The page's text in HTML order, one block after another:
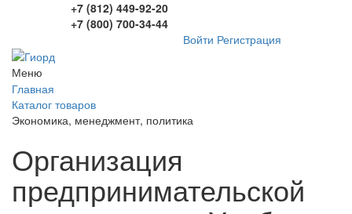
+7 (812) 449-92-20
+7 (800) 700-34-44
Войти Регистрация
Меню
Главная
Каталог товаров
Экономика, менеджмент, политика
Организация
предпринимательской